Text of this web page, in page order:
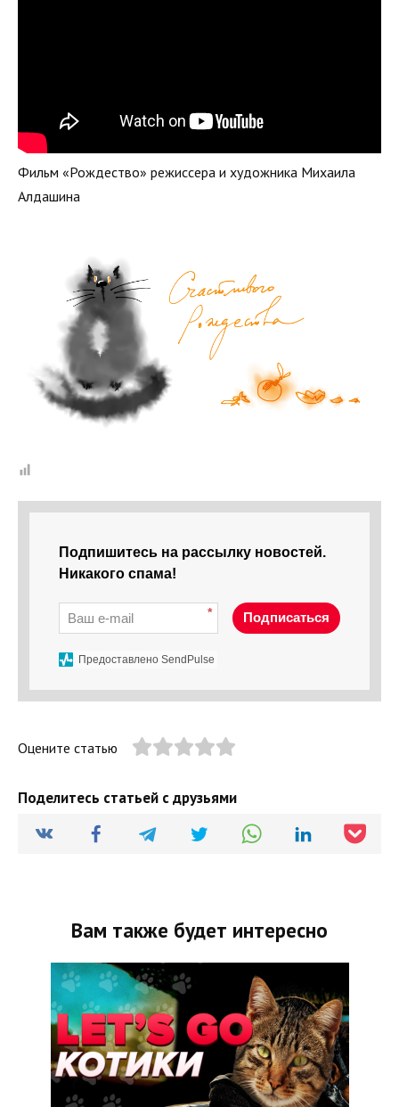
Фильм «Рождество» режиссера и художника Михаила
Алдашина
Подпишитесь на рассылку новостей.
Никакого спама!
* Подписаться
Предоставлено SendPulse
Оцените статью
Поделитесь статьей с друзьями
Вам также будет интересно